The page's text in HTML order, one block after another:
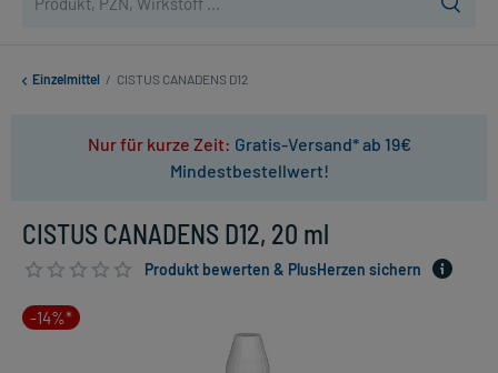
Einzelmittel / CISTUS CANADENS D12
Nur für kurze Zeit: Gratis-Versand* ab 19€
Mindestbestellwert!
CISTUS CANADENS D12, 20 ml
Produkt bewerten & PlusHerzen sichern
-14%*